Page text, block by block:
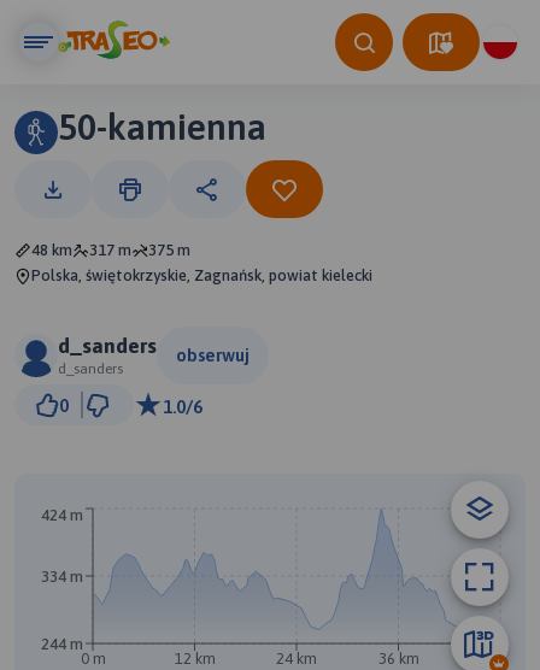
50-kamienna
48 km 317 m
375 m
Polska, świętokrzyskie, Zagnańsk, powiat kielecki
d_sanders
d_sanders
obserwuj
0 1.0/6
0 m 12 km 24 km 36 km 48 km
244 m
334 m
424 m